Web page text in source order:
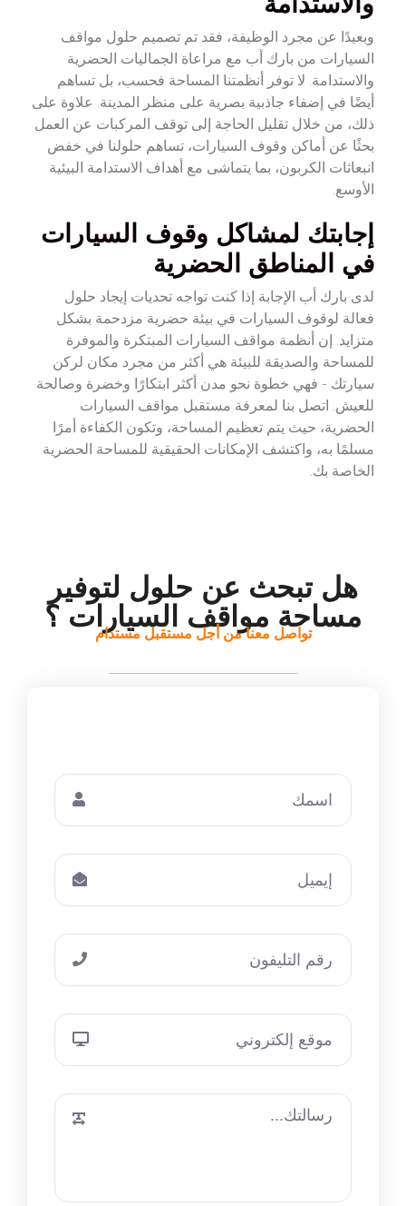
وبعيدًا عن مجرد الوظيفة، فقد تم تصميم حلول مواقف
السيارات من بارك أب مع مراعاة الجماليات الحضرية
والاستدامة. لا توفر أنظمتنا المساحة فحسب، بل تساهم
أيضًا في إضفاء جاذبية بصرية على منظر المدينة. علاوة على
ذلك، من خلال تقليل الحاجة إلى توقف المركبات عن العمل
بحثًا عن أماكن وقوف السيارات، تساهم حلولنا في خفض
انبعاثات الكربون، بما يتماشى مع أهداف الاستدامة البيئية
الأوسع.
إجابتك لمشاكل وقوف السيارات
في المناطق الحضرية
لدى بارك أب الإجابة إذا كنت تواجه تحديات إيجاد حلول
فعالة لوقوف السيارات في بيئة حضرية مزدحمة بشكل
متزايد. إن أنظمة مواقف السيارات المبتكرة والموفرة
للمساحة والصديقة للبيئة هي أكثر من مجرد مكان لركن
سيارتك - فهي خطوة نحو مدن أكثر ابتكارًا وخضرة وصالحة
للعيش. اتصل بنا لمعرفة مستقبل مواقف السيارات
الحضرية، حيث يتم تعظيم المساحة، وتكون الكفاءة أمرًا
مسلمًا به، واكتشف الإمكانات الحقيقية للمساحة الحضرية
الخاصة بك.
هل تبحث عن حلول لتوفير
مساحة مواقف السيارات ؟
تواصل معنا من أجل مستقبل مستدام